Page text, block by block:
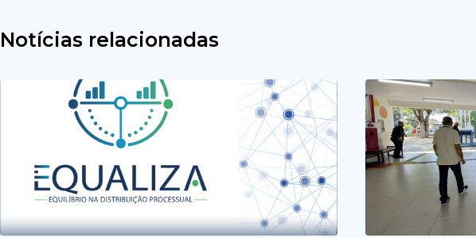
Notícias relacionadas